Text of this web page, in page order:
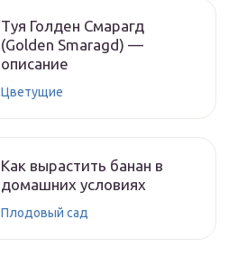
Туя Голден Смарагд
(Golden Smaragd) —
описание
Цветущие
Как вырастить банан в
домашних условиях
Плодовый сад